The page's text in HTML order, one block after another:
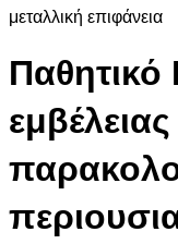
μεταλλική επιφάνεια
Παθητικό
εμβέλειας